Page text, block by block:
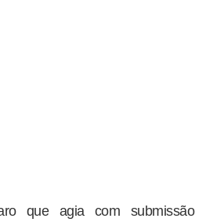
que agia com submissão